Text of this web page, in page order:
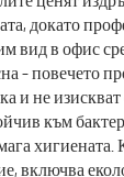
докато
вид в офис
– повечето
и не
към
хигиената.
включва